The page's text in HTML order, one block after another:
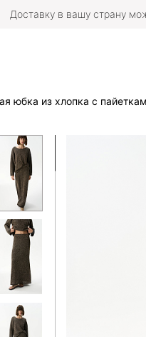
Доставку в вашу страну
юбка из хлопка с